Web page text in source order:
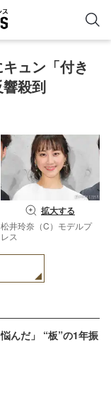
ュン「付き
殺到
拡大する
松井玲奈（C）モデルプ
レス
んだ」 “板”の1年振